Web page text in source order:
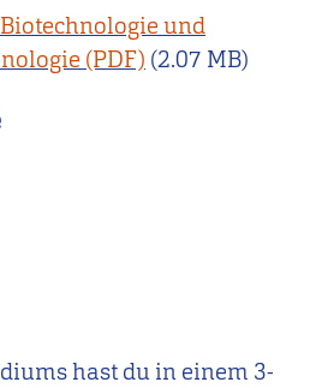
und
(2.07 MB)
hast du in einem 3-